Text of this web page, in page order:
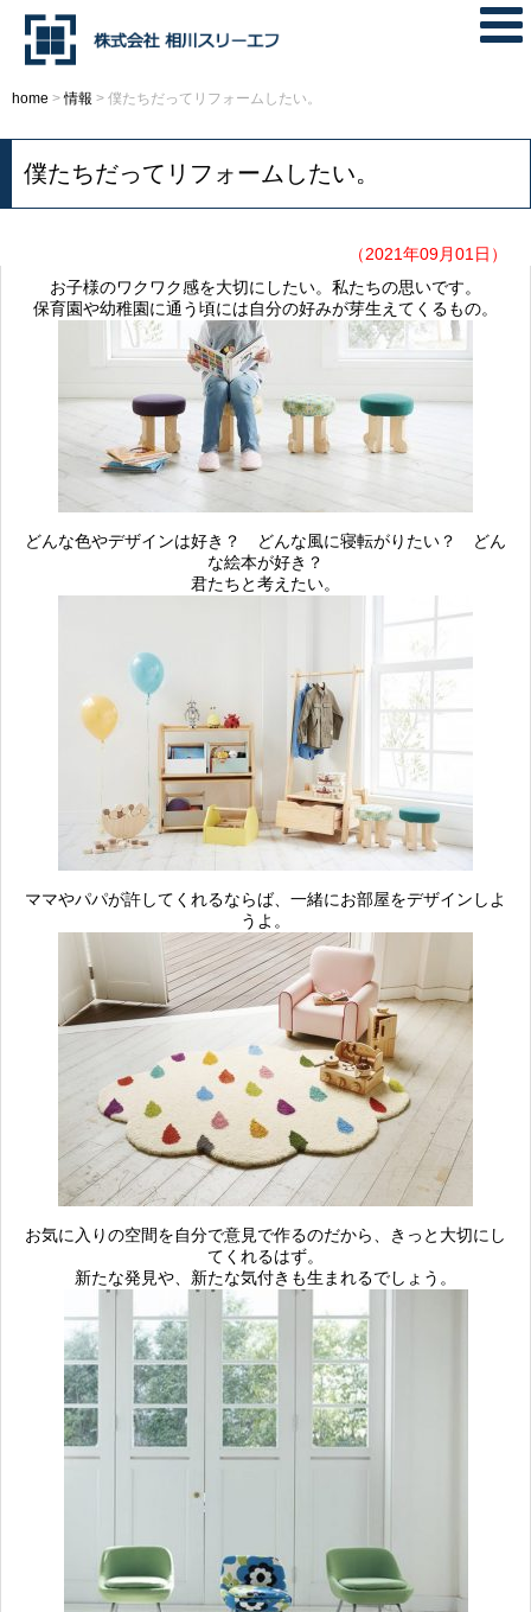
home >情報 > 僕たちだってリフォームしたい。
僕たちだってリフォームしたい。
（2021年09月01日）
お子様のワクワク感を大切にしたい。私たちの思いです。
保育園や幼稚園に通う頃には自分の好みが芽生えてくるもの。
どんな色やデザインは好き？ どんな風に寝転がりたい？ どん
な絵本が好き？
君たちと考えたい。
ママやパパが許してくれるならば、一緒にお部屋をデザインしよ
うよ。
お気に入りの空間を自分で意見で作るのだから、きっと大切にし
てくれるはず。
新たな発見や、新たな気付きも生まれるでしょう。